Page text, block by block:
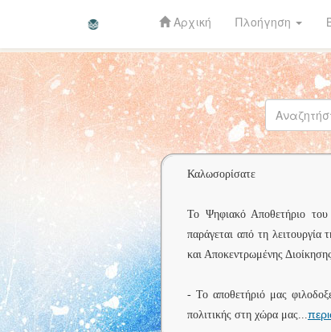
Skip
navigation
Αρχική Πλοήγηση
Καλωσορίσατε
Το Ψηφιακό Αποθετήριο του
παράγεται από τη λειτουργία
και Αποκεντρωμένης
- Το αποθετήριό μας
πολιτικής στη χώρα μας...